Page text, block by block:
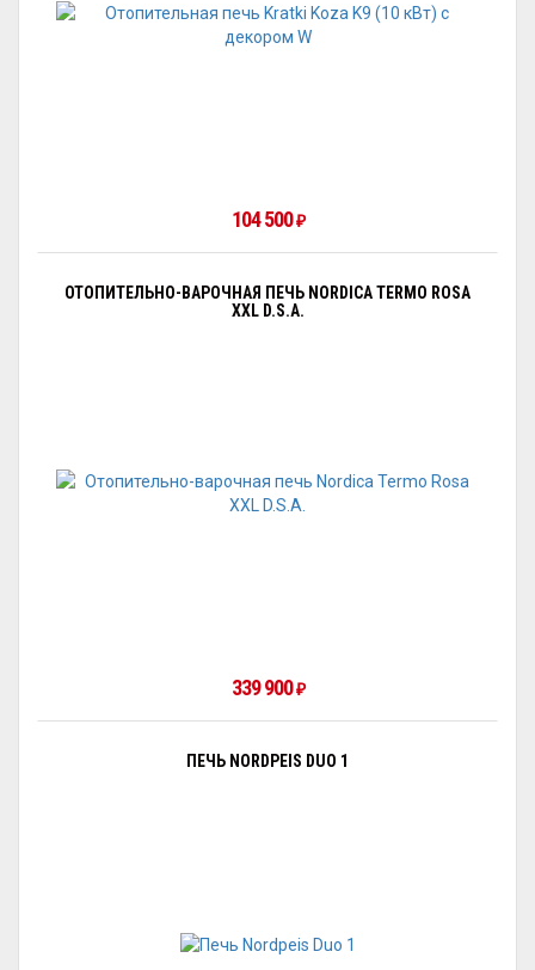
104 500 ₽
ОТОПИТЕЛЬНО-ВАРОЧНАЯ ПЕЧЬ NORDICA TERMO ROSA
XXL D.S.A.
339 900 ₽
ПЕЧЬ NORDPEIS DUO 1